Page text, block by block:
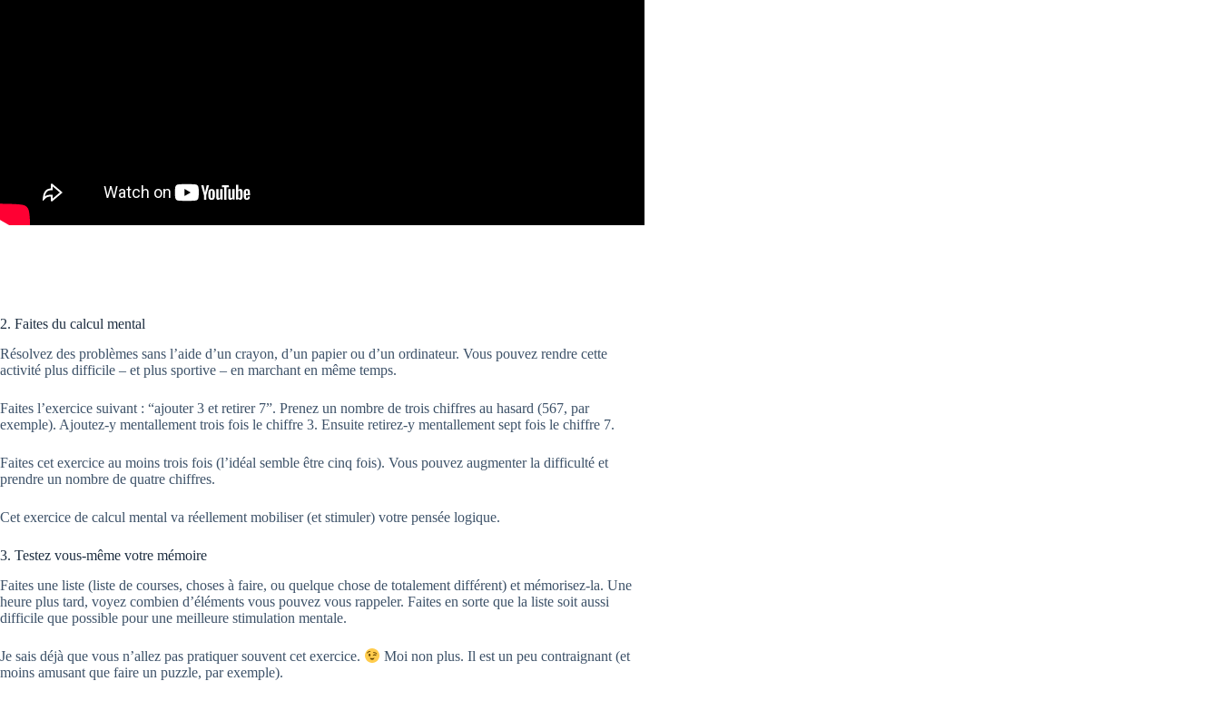
2. Faites du calcul mental
Résolvez des problèmes sans l’aide d’un crayon, d’un papier ou d’un ordinateur. Vous pouvez rendre cette
activité plus difficile – et plus sportive – en marchant en même temps.
Faites l’exercice suivant : “ajouter 3 et retirer 7”. Prenez un nombre de trois chiffres au hasard (567, par
exemple). Ajoutez-y mentallement trois fois le chiffre 3. Ensuite retirez-y mentallement sept fois le chiffre 7.
Faites cet exercice au moins trois fois (l’idéal semble être cinq fois). Vous pouvez augmenter la difficulté et
prendre un nombre de quatre chiffres.
Cet exercice de calcul mental va réellement mobiliser (et stimuler) votre pensée logique.
3. Testez vous-même votre mémoire
Faites une liste (liste de courses, choses à faire, ou quelque chose de totalement différent) et mémorisez-la. Une
heure plus tard, voyez combien d’éléments vous pouvez vous rappeler. Faites en sorte que la liste soit aussi
difficile que possible pour une meilleure stimulation mentale.
Je sais déjà que vous n’allez pas pratiquer souvent cet exercice.
Moi non plus. Il est un peu contraignant (et
moins amusant que faire un puzzle, par exemple).